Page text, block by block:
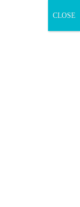
CLOSE